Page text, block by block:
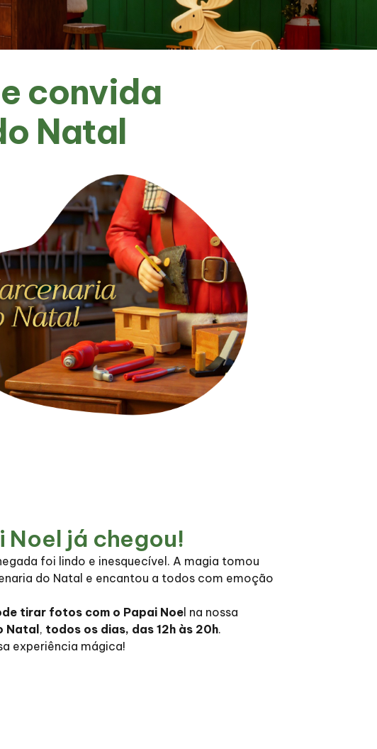
convida
Natal
Noel já chegou!
foi lindo e inesquecível. A magia tomou
do Natal e encantou a todos com emoção
tirar fotos com o Papai Noel na nossa
Natal , todos os dias, das 12h às 20h.
experiência mágica!